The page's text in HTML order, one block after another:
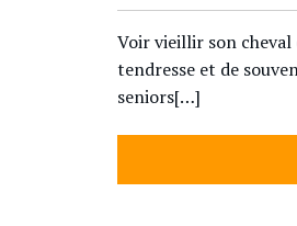
Voir vieillir son
tendresse et de
seniors[…]